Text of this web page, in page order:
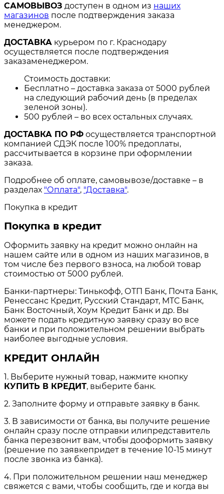
САМОВЫВОЗ доступен в одном из наших
магазинов после подтверждения заказа
менеджером.
ДОСТАВКА курьером по г. Краснодару
осуществляется после подтверждения
заказаменеджером.
Стоимость доставки:
Бесплатно – доставка заказа от 5000 рублей
на следующий рабочий день (в пределах
зеленой зоны).
500 рублей – во всех остальных случаях.
ДОСТАВКА ПО РФ осуществляется транспортной
компанией СДЭК после 100% предоплаты,
рассчитывается в корзине при оформлении
заказа.
Подробнее об оплате, самовывозе/доставке – в
разделах "Оплата", "Доставка".
Покупка в кредит
Покупка в кредит
Оформить заявку на кредит можно онлайн на
нашем сайте или в одном из наших магазинов, в
том числе без первого взноса, на любой товар
стоимостью от 5000 рублей.
Банки-партнеры: Тинькофф, ОТП Банк, Почта Банк,
Ренессанс Кредит, Русский Стандарт, МТС Банк,
Банк Восточный, Хоум Кредит Банк и др. Вы
можете подать кредитную заявку сразу во все
банки и при положительном решении выбрать
наиболее выгодные условия.
КРЕДИТ ОНЛАЙН
1. Выберите нужный товар, нажмите кнопку
КУПИТЬ В КРЕДИТ, выберите банк.
2. Заполните форму и отправьте заявку в банк.
3. В зависимости от банка, вы получите решение
онлайн сразу после отправки илипредставитель
банка перезвонит вам, чтобы дооформить заявку
(решение по заявкепридет в течение 10-15 минут
после звонка из банка).
4. При положительном решении наш менеджер
свяжется с вами, чтобы сообщить, где и когда вы